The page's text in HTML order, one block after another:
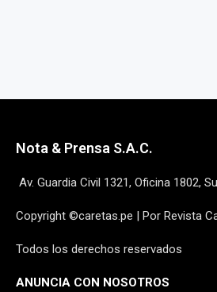
Nota & Prensa S.A.C.
Av. Guardia Civil 1321, Oficina 1802,
Copyright ©caretas.pe | Por Revista
Todos los derechos reservados
ANUNCIA CON NOSOTROS